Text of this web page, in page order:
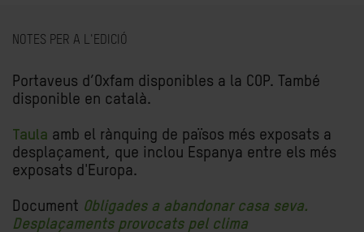
NOTES PER A L'EDICIÓ
Portaveus d’Oxfam disponibles a la COP. També
disponible en català.
Taula amb el rànquing de països més exposats a
desplaçament, que inclou Espanya entre els més
exposats d'Europa.
Document Obligades a abandonar casa seva.
Desplaçaments provocats pel clima